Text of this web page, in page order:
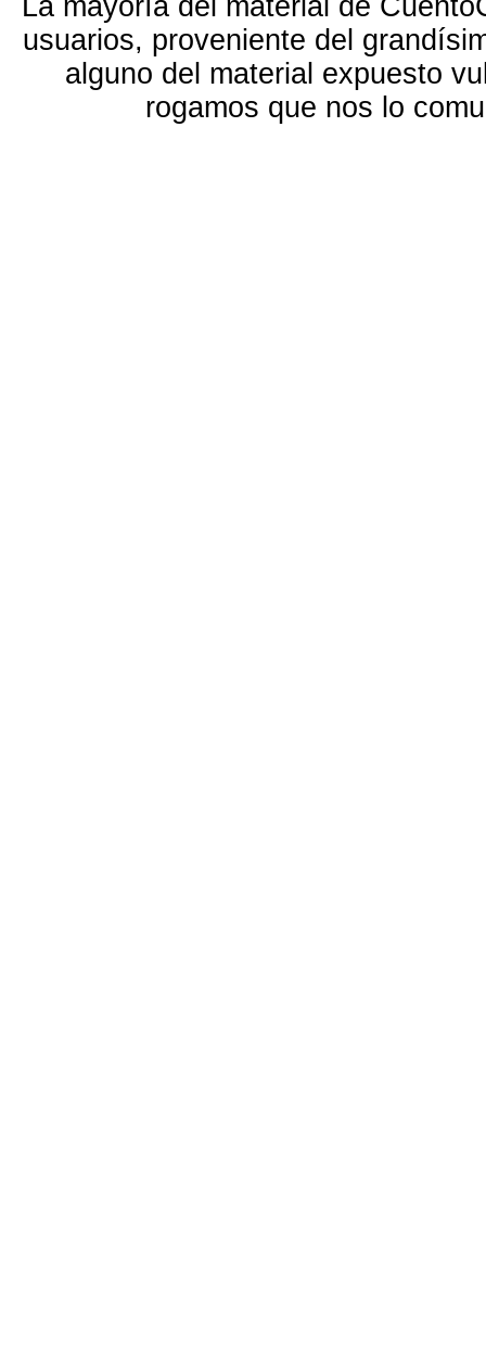
La mayoría del material de
usuarios, proveniente del
alguno del material expuesto
rogamos que nos lo